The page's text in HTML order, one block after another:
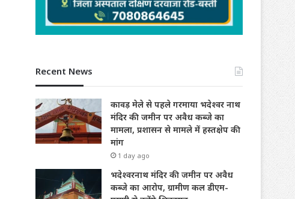
Recent News
कावड़ मेले से पहले गरमाया भदेश्वर नाथ
मंदिर की जमीन पर अवैध कब्जे का
मामला, प्रशासन से मामले में हस्तक्षेप की
मांग
1 day ago
भदेश्वरनाथ मंदिर की जमीन पर अवैध
कब्जे का आरोप, ग्रामीण कल डीएम-